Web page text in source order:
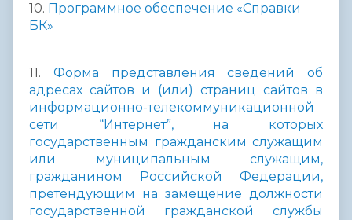
10. Программное обеспечение «Справки
БК»
11. Форма представления сведений об
адресах сайтов и (или) страниц сайтов в
информационно-телекоммуникационной
сети “Интернет”, на которых
государственным гражданским служащим
или муниципальным служащим,
гражданином Российской Федерации,
претендующим на замещение должности
государственной гражданской службы